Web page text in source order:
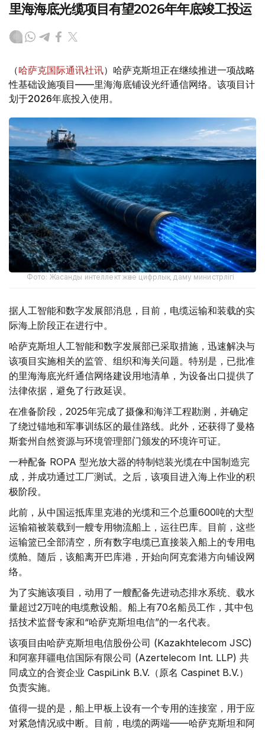
里海海底光缆项目有望2026年年底竣工投运
（哈萨克国际通讯社讯）哈萨克斯坦正在继续推进一项战略
性基础设施项目——里海海底铺设光纤通信网络。该项目计
划于2026年底投入使用。
Фото: Жасанды интеллект және цифрлық даму министрлігі
据人工智能和数字发展部消息，目前，电缆运输和装载的实
际海上阶段正在进行中。
哈萨克斯坦人工智能和数字发展部已采取措施，迅速解决与
该项目实施相关的监管、组织和海关问题。特别是，已批准
的里海海底光纤通信网络建设用地清单，为设备出口提供了
法律依据，避免了行政延误。
在准备阶段，2025年完成了摄像和海洋工程勘测，并确定
了绕过锚地和军事训练区的最佳路线。此外，还获得了曼格
斯套州自然资源与环境管理部门颁发的环境许可证。
一种配备 ROPA 型光放大器的特制铠装光缆在中国制造完
成，并成功通过工厂测试。之后，该项目进入海上作业的积
极阶段。
此前，从中国运抵库里克港的光缆和三个总重600吨的大型
运输箱被装载到一艘专用物流船上，运往巴库。目前，这些
运输篮已全部清空，所有数字电缆已直接装入船上的专用电
缆舱。随后，该船离开巴库港，开始向阿克套港方向铺设网
络。
为了实施该项目，动用了一艘配备先进动态排水系统、载水
量超过2万吨的电缆敷设船。船上有70名船员工作，其中包
括技术监督专家和“哈萨克斯坦电信”的一名代表。
该项目由哈萨克斯坦电信股份公司 (Kazakhtelecom JSC)
和阿塞拜疆电信国际有限公司 (Azertelecom Int. LLP) 共
同成立的合资企业 CaspiLink B.V.（原名 Caspinet B.V.）
负责实施。
值得一提的是，船上甲板上设有一个专用的连接室，用于应
对紧急情况或中断。目前，电缆的两端——哈萨克斯坦和阿